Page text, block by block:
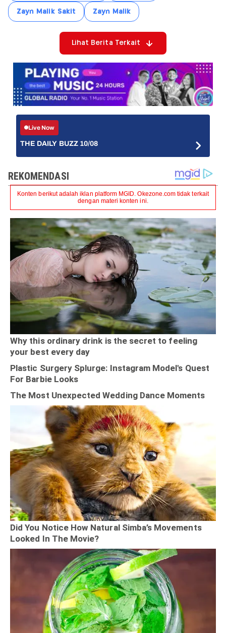
Zayn Malik Sakit Zayn Malik
Lihat Berita Terkait
Live Now
THE DAILY BUZZ 10/08